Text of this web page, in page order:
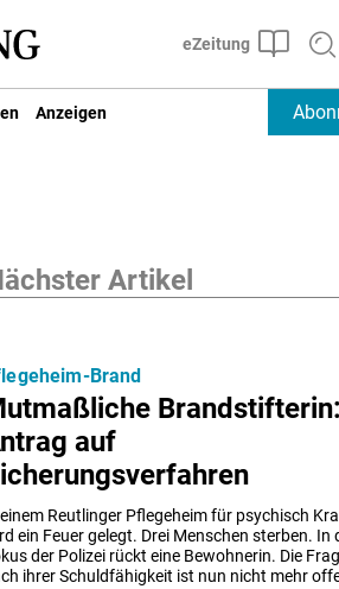
Anzeigen
Artikel
Brandstifterin:
auf
Reutlinger Pflegeheim für psychisch
ein Feuer gelegt. Drei Menschen sterben. In
der Polizei rückt eine Bewohnerin. Die
ihrer Schuldfähigkeit ist nun nicht mehr
Brand